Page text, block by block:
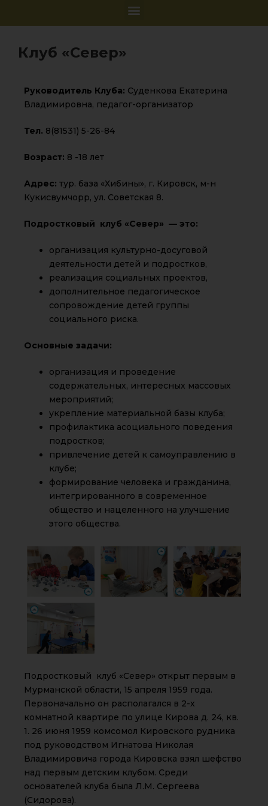
Клуб «Север»
Руководитель Клуба: Суденкова Екатерина
Владимировна, педагог-организатор
Тел. 8(81531) 5-26-84
Возраст: 8 -18 лет
Адрес: тур. база «Хибины», г. Кировск, м-н
Кукисвумчорр, ул. Советская 8.
Подростковый клуб «Север» — это:
организация культурно-досуговой
деятельности детей и подростков,
реализация социальных проектов,
дополнительное педагогическое
сопровождение детей группы
социального риска.
Основные задачи:
организация и проведение
содержательных, интересных массовых
мероприятий;
укрепление материальной базы клуба;
профилактика асоциального поведения
подростков;
привлечение детей к самоуправлению в
клубе;
формирование человека и гражданина,
интегрированного в современное
общество и нацеленного на улучшение
этого общества.
Подростковый клуб «Север» открыт первым в
Мурманской области, 15 апреля 1959 года.
Первоначально он располагался в 2-х
комнатной квартире по улице Кирова д. 24, кв.
1. 26 июня 1959 комсомол Кировского рудника
под руководством Игнатова Николая
Владимировича города Кировска взял шефство
над первым детским клубом. Среди
основателей клуба была Л.М. Сергеева
(Сидорова).